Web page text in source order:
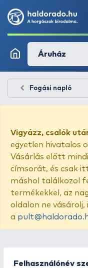
Áruház
Fogási napló
Vigyázz, csalók
egyetlen hivatalos
Vásárlás előtt
címsorát, és csak
máshol találkozol
termékekkel, az
oldalon ne vásárolj,
a
Felhasználónév